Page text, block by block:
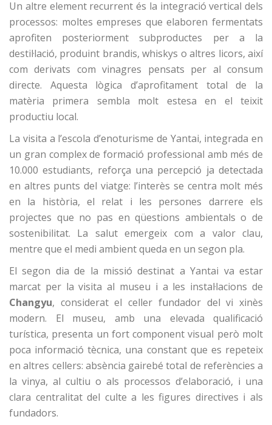
Un altre element recurrent és la integració vertical dels
processos: moltes empreses que elaboren fermentats
aprofiten posteriorment subproductes per a la
destil·lació, produint brandis, whiskys o altres licors, així
com derivats com vinagres pensats per al consum
directe. Aquesta lògica d’aprofitament total de la
matèria primera sembla molt estesa en el teixit
productiu local.
La visita a l’escola d’enoturisme de Yantai, integrada en
un gran complex de formació professional amb més de
10.000 estudiants, reforça una percepció ja detectada
en altres punts del viatge: l’interès se centra molt més
en la història, el relat i les persones darrere els
projectes que no pas en qüestions ambientals o de
sostenibilitat. La salut emergeix com a valor clau,
mentre que el medi ambient queda en un segon pla.
El segon dia de la missió destinat a Yantai va estar
marcat per la visita al museu i a les instal·lacions de
Changyu, considerat el celler fundador del vi xinès
modern. El museu, amb una elevada qualificació
turística, presenta un fort component visual però molt
poca informació tècnica, una constant que es repeteix
en altres cellers: absència gairebé total de referències a
la vinya, al cultiu o als processos d’elaboració, i una
clara centralitat del culte a les figures directives i als
fundadors.